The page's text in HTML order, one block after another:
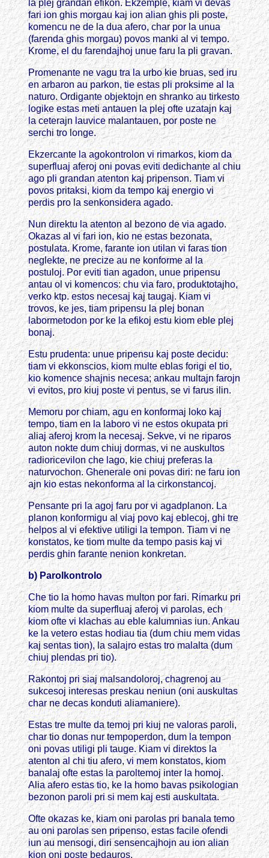
la plej grandan efikon. Ekzemple, kiam vi devas
fari ion ghis morgau kaj ion alian ghis pli poste,
komencu ne de la dua afero, char por la unua
(farenda ghis morgau) povos manki al vi tempo.
Krome, el du farendajhoj unue faru la pli gravan.
Promenante ne vagu tra la urbo kie bruas, sed iru
en arbaron au parkon, tie estas pli proksime al la
naturo. Ordigante objektojn en shranko au tirkesto
logike estas meti antauen la plej ofte uzatajn kaj
la ceterajn lauvice malantauen, por poste ne
serchi tro longe.
Ekzercante la agokontrolon vi rimarkos, kiom da
superfluaj aferoj oni povas eviti dedichante al chiu
ago pli grandan atenton kaj pripenson. Tiam vi
povos pritaksi, kiom da tempo kaj energio vi
perdis pro la senkonsidera agado.
Nun direktu la atenton al bezono de via agado.
Okazas al vi fari ion, kio ne estas bezonata,
postulata. Krome, farante ion utilan vi faras tion
neglekte, ne precize au ne konforme al la
postuloj. Por eviti tian agadon, unue pripensu
antau ol vi komencos: chu via faro, produktotajho,
verko ktp. estos necesaj kaj taugaj. Kiam vi
trovos, ke jes, tiam pripensu la plej bonan
labormetodon por ke la efikoj estu kiom eble plej
bonaj.
Estu prudenta: unue pripensu kaj poste decidu:
tiam vi ekkonscios, kiom multe eblas forigi el tio,
kio komence shajnis necesa; ankau multajn farojn
vi evitos, pro kiuj poste vi pentus, se vi farus ilin.
Memoru por chiam, agu en konformaj loko kaj
tempo, tiam en la laboro vi ne estos okupata pri
aliaj aferoj krom la necesaj. Sekve, vi ne riparos
auton nokte dum chiuj dormas, vi ne auskultos
radioricevilon che lago, kie chiuj preferas la
naturvochon. Ghenerale oni povas diri: ne faru ion
ajn kio estas nekonforma al la cirkonstancoj.
Pensante pri la agoj faru por vi agadplanon. La
planon konformigu al viaj povo kaj eblecoj, ghi tre
helpos al vi efektive utiligi la tempon. Tiam vi ne
konstatos, ke tiom multe da tempo pasis kaj vi
perdis ghin farante nenion konkretan.
b) Parolkontrolo
Che tio la homo havas multon por fari. Rimarku pri
kiom multe da superfluaj aferoj vi parolas, ech
kiom ofte vi klachas au eble kalumnias iun. Ankau
ke la vetero estas hodiau tia (dum chiu mem vidas
kaj sentas tion), la salajro estas tro malalta (dum
chiuj plendas pri tio).
Rakontoj pri siaj malsandoloroj, chagrenoj au
sukcesoj interesas preskau neniun (oni auskultas
char ne decas konduti aliamaniere).
Estas tre multe da temoj pri kiuj ne valoras paroli,
char tio donas nur tempoperdon, dum la tempon
oni povas utiligi pli tauge. Kiam vi direktos la
atenton al chi tiu afero, vi mem konstatos, kiom
banalaj ofte estas la paroltemoj inter la homoj.
Alia afero estas tio, ke la homo bavas psikologian
bezonon paroli pri si mem kaj esti auskultata.
Ofte okazas ke, kiam oni parolas pri banala temo
au oni parolas sen pripenso, estas facile ofendi
iun au mensogi, diri sensencajhojn au ion alian
kion oni poste bedauros.